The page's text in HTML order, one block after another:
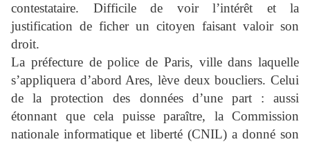
contestataire. Difficile de voir l’intérêt et la
justification de ficher un citoyen faisant valoir son
droit.
La préfecture de police de Paris, ville dans laquelle
s’appliquera d’abord Ares, lève deux boucliers. Celui
de la protection des données d’une part : aussi
étonnant que cela puisse paraître, la Commission
nationale informatique et liberté (CNIL) a donné son